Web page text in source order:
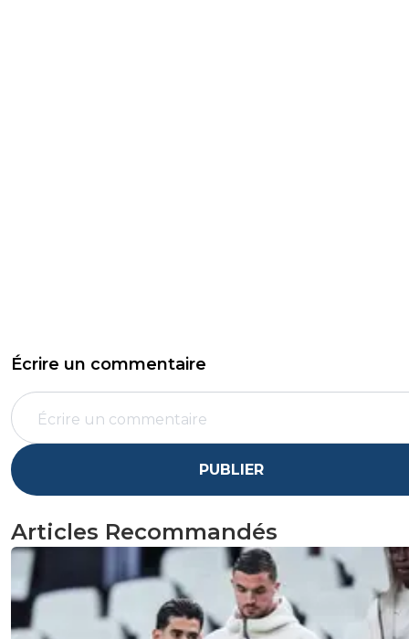
Écrire un commentaire
PUBLIER
Articles Recommandés